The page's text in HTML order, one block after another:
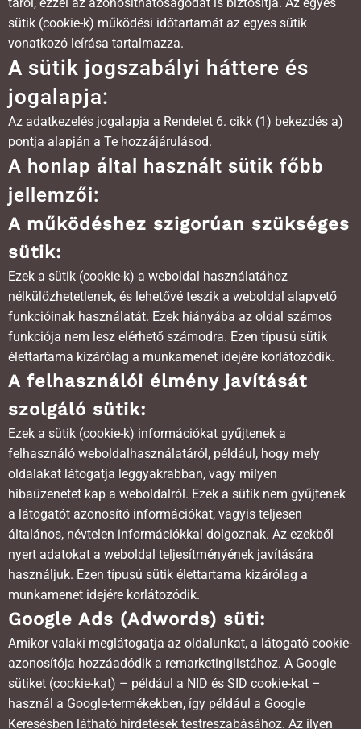
sütik (cookie-k) működési időtartamát az egyes sütik
vonatkozó leírása tartalmazza.
A sütik jogszabályi háttere és
jogalapja:
Az adatkezelés jogalapja a Rendelet 6. cikk (1) bekezdés a)
pontja alapján a Te hozzájárulásod.
A honlap által használt sütik főbb
jellemzői:
A működéshez szigorúan szükséges
sütik:
Ezek a sütik (cookie-k) a weboldal használatához
nélkülözhetetlenek, és lehetővé teszik a weboldal alapvető
funkcióinak használatát. Ezek hiányába az oldal számos
funkciója nem lesz elérhető számodra. Ezen típusú sütik
élettartama kizárólag a munkamenet idejére korlátozódik.
A felhasználói élmény javítását
szolgáló sütik:
Ezek a sütik (cookie-k) információkat gyűjtenek a
felhasználó weboldalhasználatáról, például, hogy mely
oldalakat látogatja leggyakrabban, vagy milyen
hibaüzenetet kap a weboldalról. Ezek a sütik nem gyűjtenek
a látogatót azonosító információkat, vagyis teljesen
általános, névtelen információkkal dolgoznak. Az ezekből
nyert adatokat a weboldal teljesítményének javítására
használjuk. Ezen típusú sütik élettartama kizárólag a
munkamenet idejére korlátozódik.
Google Ads (Adwords) süti:
Amikor valaki meglátogatja az oldalunkat, a látogató cookie-
azonosítója hozzáadódik a remarketinglistához. A Google
sütiket (cookie-kat) – például a NID és SID cookie-kat –
használ a Google-termékekben, így például a Google
Keresésben látható hirdetések testreszabásához. Az ilyen